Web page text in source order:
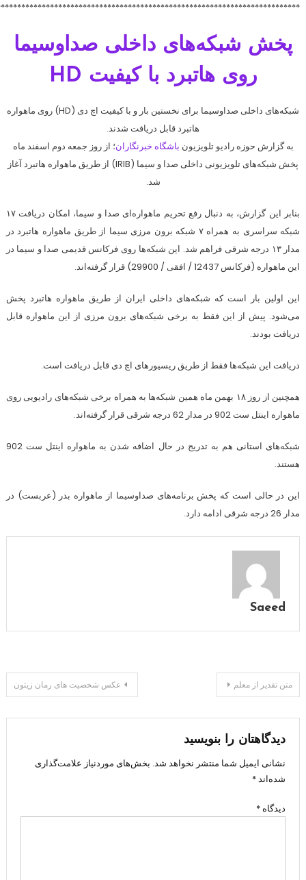
پخش شبکه‌های داخلی صداوسیما
روی هاتبرد با کیفیت HD
شبکه‌های داخلی صداوسیما برای نخستین بار و با کیفیت اچ دی (HD) روی ماهواره
هاتبرد قابل دریافت شدند.
به گزارش حوزه رادیو تلویزیون باشگاه خبرنگاران؛ از روز جمعه دوم اسفند ماه
پخش شبکه‌های تلویزیونی داخلی صدا و سیما (IRIB) از طریق ماهواره هاتبرد آغاز
شد.
بنابر این گزارش، به دنبال رفع تحریم ماهواره‌ای صدا و سیما، امکان دریافت ۱۷
شبکه سراسری به همراه ۷ شبکه برون مرزی سیما از طریق ماهواره هاتبرد در
مدار ۱۳ درجه شرقی فراهم شد. این شبکه‌ها روی فرکانس قدیمی صدا و سیما در
این ماهواره (فرکانس 12437 / افقی / 29900) قرار گرفته‌اند.
این اولین بار است که شبکه‌های داخلی ایران از طریق ماهواره هاتبرد پخش
می‌شود. پیش از این فقط به برخی شبکه‌های برون مرزی از این ماهواره قابل
دریافت بودند.
دریافت این شبکه‌ها فقط از طریق ریسیورهای اچ دی قابل دریافت است.
همچنین از روز ۱۸ بهمن ماه همین شبکه‌ها به همراه برخی شبکه‌های رادیویی روی
ماهواره اینتل ست 902 در مدار 62 درجه شرقی قرار گرفته‌اند.
شبکه‌های استانی هم به تدریج در حال اضافه شدن به ماهواره اینتل ست 902
هستند.
این در حالی است که پخش برنامه‌های صداوسیما از ماهواره بدر (عربست) در
مدار 26 درجه شرقی ادامه دارد.
Saeed
راهبری
نوشته
عکس شخصیت های رمان زیتون متن تقدیر از معلم
دیدگاهتان را بنویسید
نشانی ایمیل شما منتشر نخواهد شد. بخش‌های موردنیاز علامت‌گذاری
شده‌اند*
دیدگاه *